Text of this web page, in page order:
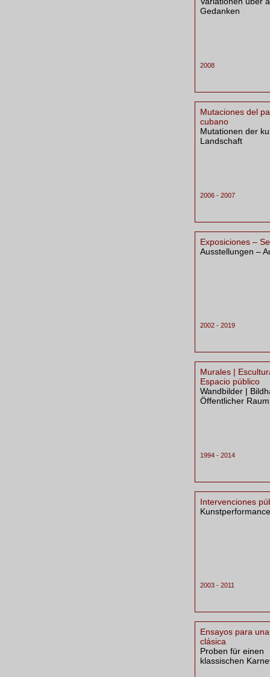
2008
Gedanken
2006 - 2007
Mutaciones del
cubano
Mutationen der
Landschaft
2002 - 2019
Exposiciones –
Ausstellungen –
1994 - 2014
Murales |
Espacio público
Wandbilder |
Öffentlicher Raum
2003 - 2011
Intervenciones
Ensayos para
clásica
Proben für einen
klassischen